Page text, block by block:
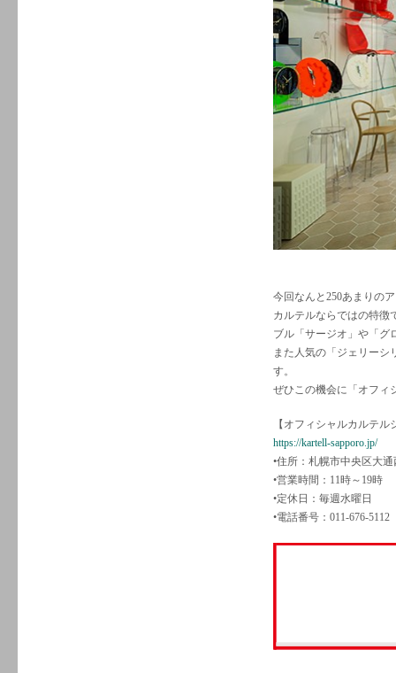
今回なんと250あまりの
カルテルならではの特徴
ブル「サージオ」や「グ
また人気の「ジェリーシ
す。
ぜひこの機会に「オフィ
【オフィシャルカルテル
https://kartell-sapporo.jp/
•住所：札幌市中央区大通
•営業時間：11時～19時
•定休日：毎週水曜日
•電話番号：011-676-